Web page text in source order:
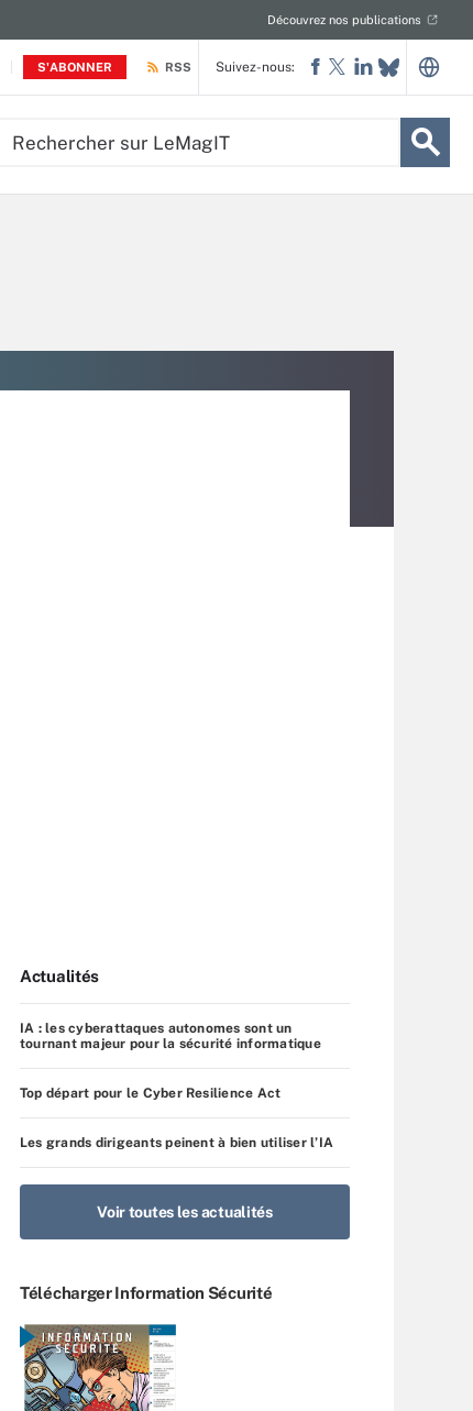
S'ABONNER
Découvrez nos publications
RSS Suivez-nous:
Actualités
IA : les cyberattaques autonomes sont un
tournant majeur pour la sécurité informatique
Top départ pour le Cyber Resilience Act
Les grands dirigeants peinent à bien utiliser l’IA
Voir toutes les actualités
Télécharger Information Sécurité